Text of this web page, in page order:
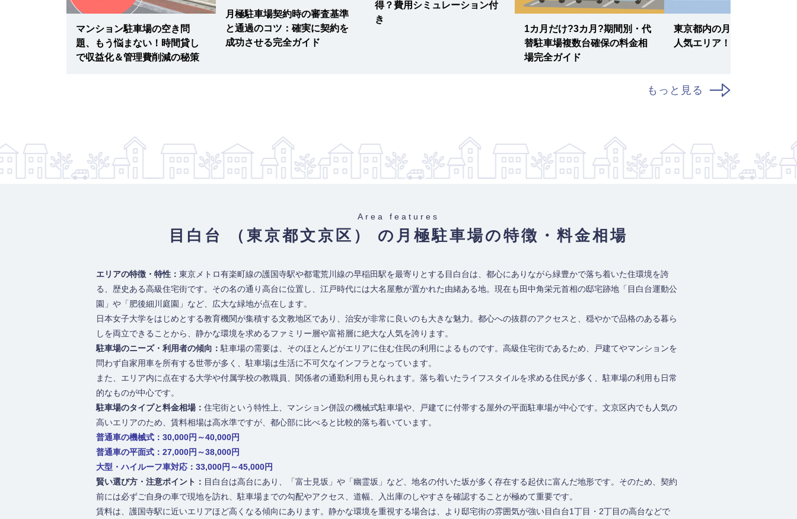
【物件ID 607217】
月極賃料 ： お問合せください円
所在地
東京都文京区目白台３丁目１５
月極駐車場 【物件ID 607237】
お問合せください
駅
マンション駐車場の空き問
題、もう悩まない！時間貸し
で収益化＆管理費削減の秘策
月極駐車場契約時の審査基準
と通過のコツ：確実に契約を
成功させる完全ガイド
得？費用シミュレーション付
き
1カ月だけ?3カ月?期間別・代
替駐車場複数台確保の料金相
場完全ガイド
東京都内の月極駐車場相場と
人気エリア！｜2025年最新
もっと見る
Area features
目白台 （東京都文京区） の月極駐車場の特徴・料金相場
エリアの特徴・特性： 東京メトロ有楽町線の護国寺駅や都電荒川線の早稲田駅を最寄りとする目白台は、都心にありながら緑豊かで落ち着いた住環境を誇
る、歴史ある高級住宅街です。その名の通り高台に位置し、江戸時代には大名屋敷が置かれた由緒ある地。現在も田中角栄元首相の邸宅跡地「目白台運動公
園」や「肥後細川庭園」など、広大な緑地が点在します。
日本女子大学をはじめとする教育機関が集積する文教地区であり、治安が非常に良いのも大きな魅力。都心への抜群のアクセスと、穏やかで品格のある暮ら
しを両立できることから、静かな環境を求めるファミリー層や富裕層に絶大な人気を誇ります。
駐車場のニーズ・利用者の傾向： 駐車場の需要は、そのほとんどがエリアに住む住民の利用によるものです。高級住宅街であるため、戸建てやマンションを
問わず自家用車を所有する世帯が多く、駐車場は生活に不可欠なインフラとなっています。
また、エリア内に点在する大学や付属学校の教職員、関係者の通勤利用も見られます。落ち着いたライフスタイルを求める住民が多く、駐車場の利用も日常
的なものが中心です。
駐車場のタイプと料金相場： 住宅街という特性上、マンション併設の機械式駐車場や、戸建てに付帯する屋外の平面駐車場が中心です。文京区内でも人気の
高いエリアのため、賃料相場は高水準ですが、都心部に比べると比較的落ち着いています。
普通車の機械式：30,000円～40,000円
普通車の平面式：27,000円～38,000円
大型・ハイルーフ車対応：33,000円～45,000円
賢い選び方・注意ポイント： 目白台は高台にあり、「富士見坂」や「幽霊坂」など、地名の付いた坂が多く存在する起伏に富んだ地形です。そのため、契約
前には必ずご自身の車で現地を訪れ、駐車場までの勾配やアクセス、道幅、入出庫のしやすさを確認することが極めて重要です。
賃料は、護国寺駅に近いエリアほど高くなる傾向にあります。静かな環境を重視する場合は、より邸宅街の雰囲気が強い目白台1丁目・2丁目の高台などで